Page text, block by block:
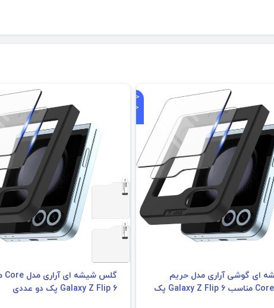
گلس TPU گوشی آراری مدل Pure مناسب Galaxy Z Fold 6
ویژگی
مشخصات
جنس محافظ
نوع
گلس نرم و منعطف
مقاومت در برابر ضربه
مناسب برای ضربات سبک و جلوگیری
خراش
جلوگیری از ایجاد خط و خش
بله، طراحی مقاوم در برابر خراش‌های
جلوگیری از انعکاس نور
خیر، طراحی شفاف و حساس
میزان سختی نصب
آسان و سریع
مناسب برای
Samsung Galaxy Z Fold 6